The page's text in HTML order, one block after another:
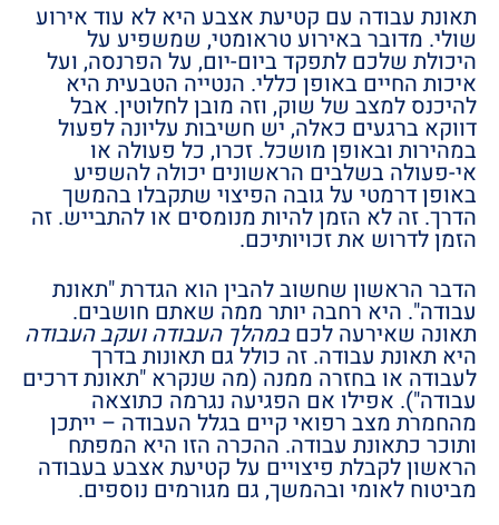
תאונת עבודה עם קטיעת אצבע היא לא עוד אירוע
שולי. מדובר באירוע טראומטי, שמשפיע על
היכולת שלכם לתפקד ביום-יום, על הפרנסה, ועל
איכות החיים באופן כללי. הנטייה הטבעית היא
להיכנס למצב של שוק, וזה מובן לחלוטין. אבל
דווקא ברגעים כאלה, יש חשיבות עליונה לפעול
במהירות ובאופן מושכל. זכרו, כל פעולה או
אי-פעולה בשלבים הראשונים יכולה להשפיע
באופן דרמטי על גובה הפיצוי שתקבלו בהמשך
הדרך. זה לא הזמן להיות מנומסים או להתבייש. זה
הזמן לדרוש את זכויותיכם.
הדבר הראשון שחשוב להבין הוא הגדרת "תאונת
עבודה". היא רחבה יותר ממה שאתם חושבים.
תאונה שאירעה לכם במהלך העבודה ועקב העבודה
היא תאונת עבודה. זה כולל גם תאונות בדרך
לעבודה או בחזרה ממנה (מה שנקרא "תאונת דרכים
עבודה"). אפילו אם הפגיעה נגרמה כתוצאה
מהחמרת מצב רפואי קיים בגלל העבודה – ייתכן
ותוכר כתאונת עבודה. ההכרה הזו היא המפתח
הראשון לקבלת פיצויים על קטיעת אצבע בעבודה
מביטוח לאומי ובהמשך, גם מגורמים נוספים.